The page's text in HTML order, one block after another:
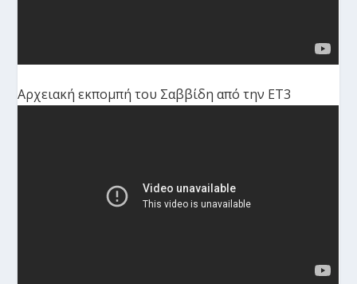
Αρχειακή εκπομπή του Σαββίδη από την ΕΤ3